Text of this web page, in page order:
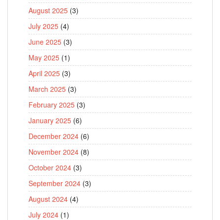
August 2025 (3)
July 2025 (4)
June 2025 (3)
May 2025 (1)
April 2025 (3)
March 2025 (3)
February 2025 (3)
January 2025 (6)
December 2024 (6)
November 2024 (8)
October 2024 (3)
September 2024 (3)
August 2024 (4)
July 2024 (1)